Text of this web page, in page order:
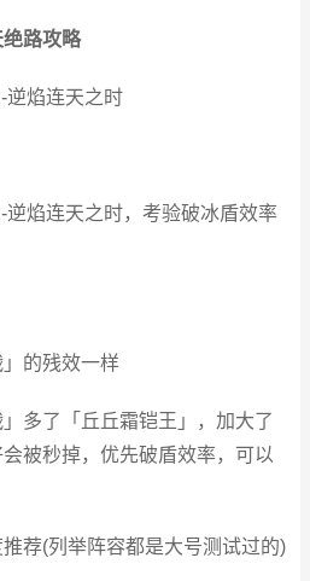
路攻略
逆焰连天之时
逆焰连天之时，考验破冰盾效率
的残效一样
多了「丘丘霜铠王」，加大了
被秒掉，优先破盾效率，可以
荐(列举阵容都是大号测试过的)